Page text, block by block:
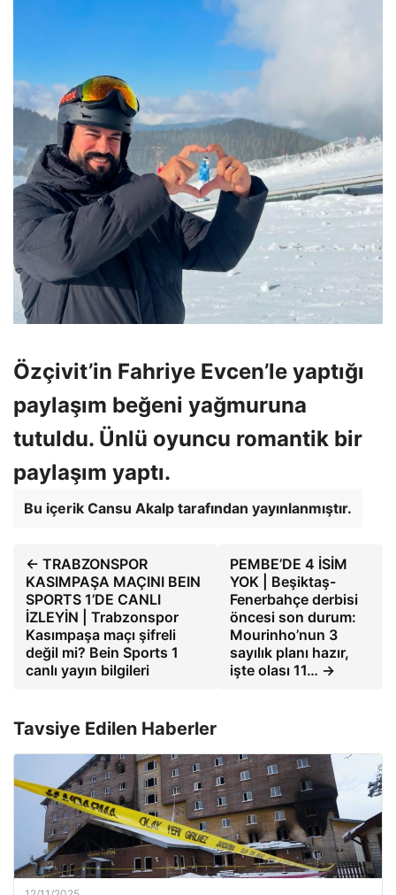
Özçivit’in Fahriye Evcen’le yaptığı
paylaşım beğeni yağmuruna
tutuldu. Ünlü oyuncu romantik bir
paylaşım yaptı.
Bu içerik Cansu Akalp tarafından yayınlanmıştır.
← TRABZONSPOR
KASIMPAŞA MAÇINI BEIN
SPORTS 1’DE CANLI
İZLEYİN | Trabzonspor
Kasımpaşa maçı şifreli
değil mi? Bein Sports 1
canlı yayın bilgileri
PEMBE’DE 4 İSİM
YOK | Beşiktaş-
Fenerbahçe derbisi
öncesi son durum:
Mourinho’nun 3
sayılık planı hazır,
işte olası 11… →
Tavsiye Edilen Haberler